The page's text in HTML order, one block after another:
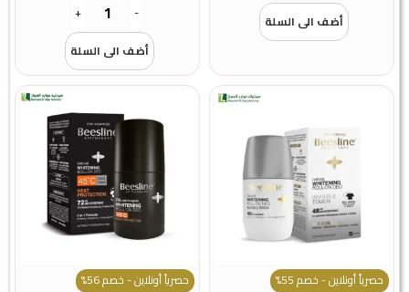
أضف الى السلة
-
+
أضف الى السلة
حصرياً أونلاين - خصم 55%
حصرياً أونلاين - خصم 56%